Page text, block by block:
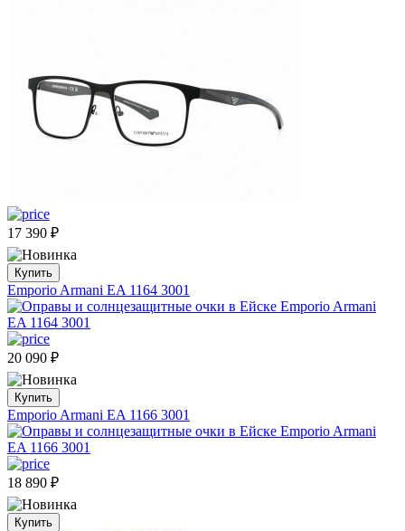
17 390 ₽
Купить
Emporio Armani EA 1164 3001
20 090 ₽
Купить
Emporio Armani EA 1166 3001
18 890 ₽
Купить